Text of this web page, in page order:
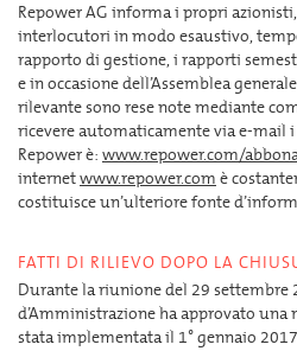
Repower AG informa i propri
interlocutori in modo esaustivo,
rapporto di gestione, i rapporti
e in occasione dell’Assemblea
rilevante sono rese note mediante
ricevere automaticamente via e-mail
Repower è: www.repower.com/
internetwww.repower.com è
costituisce un’ulteriore fonte
FATTI DI RILIEVO DOPO LA
Durante la riunione del 29 settembre
d’Amministrazione ha approvato una
stata implementata il 1° gennaio